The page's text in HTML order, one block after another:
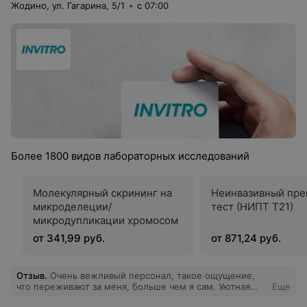
Жодино, ул. Гагарина, 5/1 с 07:00
Более 1800 видов лабораторных исследований
Молекулярный скрининг на
микроделеции/
микродупликации хромосом
от 341,99 руб.
Неинвазивный
тест (НИПТ Т21)
от 871,24 руб.
Отзыв. Очень вежливый персонал, такое ощущение,
что переживают за меня, больше чем я сам. Уютная
Еще